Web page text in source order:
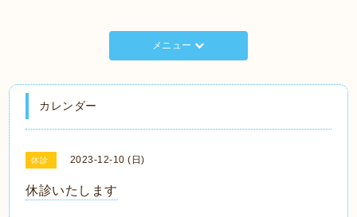
メニュー
カレンダー
休診 2023-12-10 (日)
休診いたします